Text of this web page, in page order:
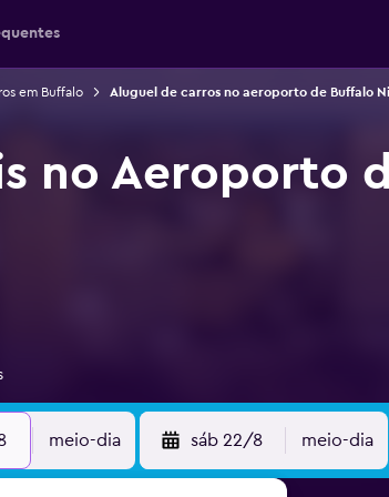
em Buffalo Aluguel de carros no aeroporto de Buffalo
no Aeroporto
meio-dia sáb 22/8 meio-dia